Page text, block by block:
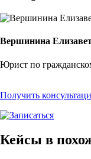
Вершинина
Юрист по
Получить
Кейсы в